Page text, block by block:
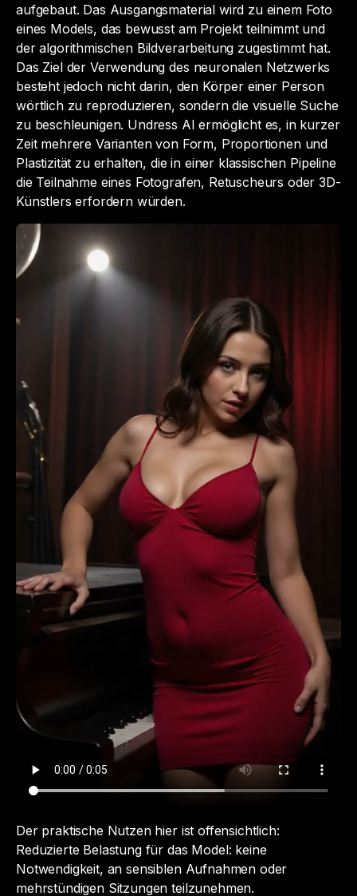
aufgebaut. Das Ausgangsmaterial wird zu einem Foto
eines Models, das bewusst am Projekt teilnimmt und
der algorithmischen Bildverarbeitung zugestimmt hat.
Das Ziel der Verwendung des neuronalen Netzwerks
besteht jedoch nicht darin, den Körper einer Person
wörtlich zu reproduzieren, sondern die visuelle Suche
zu beschleunigen. Undress AI ermöglicht es, in kurzer
Zeit mehrere Varianten von Form, Proportionen und
Plastizität zu erhalten, die in einer klassischen Pipeline
die Teilnahme eines Fotografen, Retuscheurs oder 3D-
Künstlers erfordern würden.
Der praktische Nutzen hier ist offensichtlich:
Reduzierte Belastung für das Model: keine
Notwendigkeit, an sensiblen Aufnahmen oder
mehrstündigen Sitzungen teilzunehmen.